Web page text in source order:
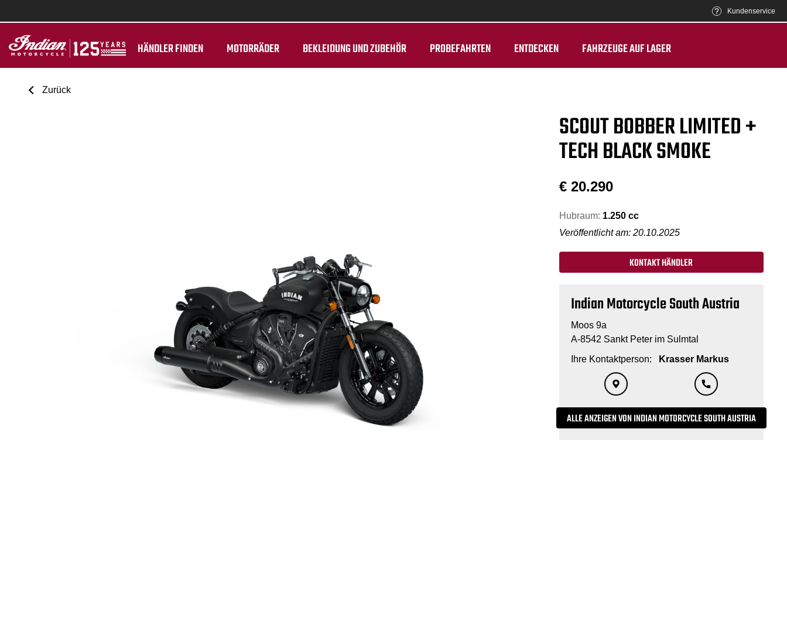
Kundenservice
HÄNDLER FINDEN MOTORRÄDER BEKLEIDUNG UND ZUBEHÖR PROBEFAHRTEN ENTDECKEN FAHRZEUGE AUF LAGER
Zurück
SCOUT BOBBER LIMITED +
TECH BLACK SMOKE
€ 20.290
Hubraum: 1.250 cc
Veröffentlicht am: 20.10.2025
KONTAKT HÄNDLER
Indian Motorcycle South Austria
Moos 9a
A-8542 Sankt Peter im Sulmtal
Ihre Kontaktperson:
Krasser Markus
ALLE ANZEIGEN VON INDIAN MOTORCYCLE SOUTH AUSTRIA